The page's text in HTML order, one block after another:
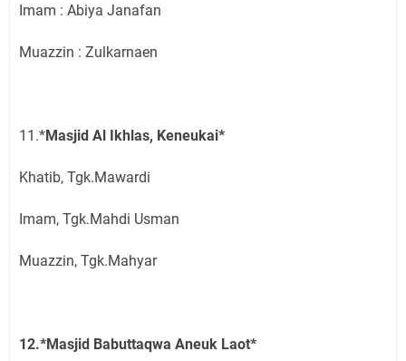
Imam : Abiya Janafan
Muazzin : Zulkarnaen
11.*Masjid Al Ikhlas, Keneukai*
Khatib, Tgk.Mawardi
Imam, Tgk.Mahdi Usman
Muazzin, Tgk.Mahyar
12.*Masjid Babuttaqwa Aneuk Laot*